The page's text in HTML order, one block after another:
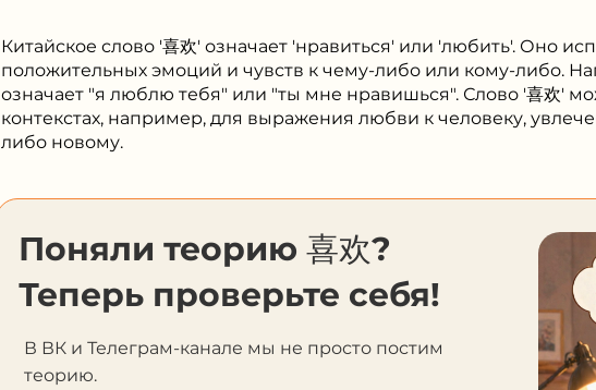
Китайское слово '喜欢' означает 'нравиться' или 'любить'. Оно
положительных эмоций и чувств к чему-либо или кому-либо.
означает "я люблю тебя" или "ты мне нравишься". Слово '喜欢'
контекстах, например, для выражения любви к человеку,
либо новому.
Поняли теорию 喜欢?
Теперь проверьте себя!
В ВК и Телеграм-канале мы не просто постим
теорию.